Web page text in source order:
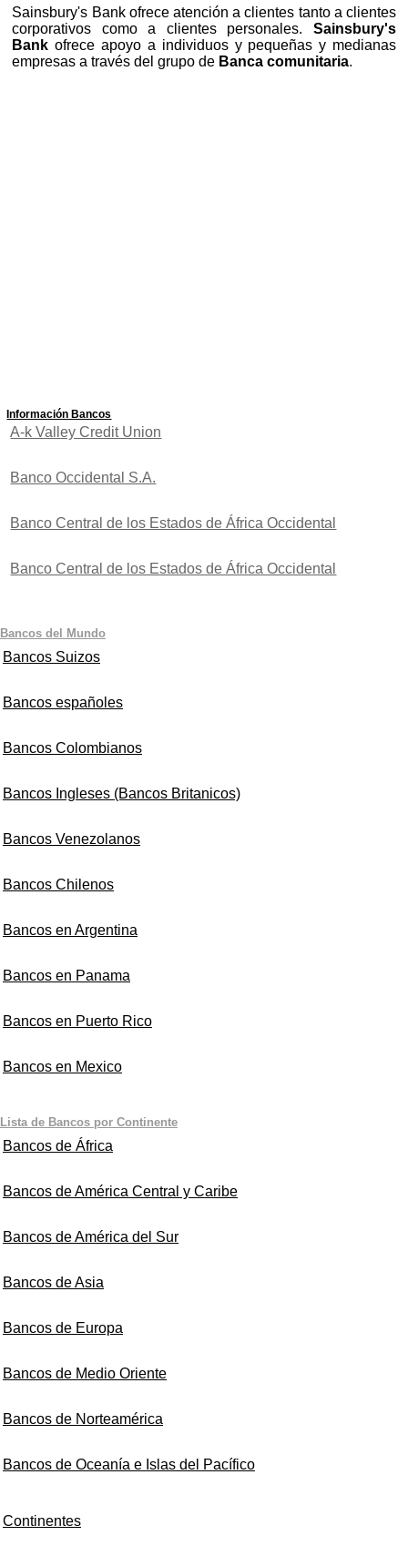
Sainsbury's Bank ofrece atención a clientes tanto a clientes
corporativos como a clientes personales. Sainsbury's
Bank ofrece apoyo a individuos y pequeñas y medianas
empresas a través del grupo de Banca comunitaria.
Información Bancos
A-k Valley Credit Union
Banco Occidental S.A.
Banco Central de los Estados de África Occidental
Banco Central de los Estados de África Occidental
Bancos del Mundo
Bancos Suizos
Bancos españoles
Bancos Colombianos
Bancos Ingleses (Bancos Britanicos)
Bancos Venezolanos
Bancos Chilenos
Bancos en Argentina
Bancos en Panama
Bancos en Puerto Rico
Bancos en Mexico
Lista de Bancos por Continente
Bancos de África
Bancos de América Central y Caribe
Bancos de América del Sur
Bancos de Asia
Bancos de Europa
Bancos de Medio Oriente
Bancos de Norteamérica
Bancos de Oceanía e Islas del Pacífico
Continentes